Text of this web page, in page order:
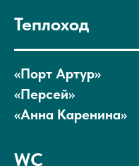
Теплоход
«Порт Артур»
«Персей»
«Анна Каренина»
WC